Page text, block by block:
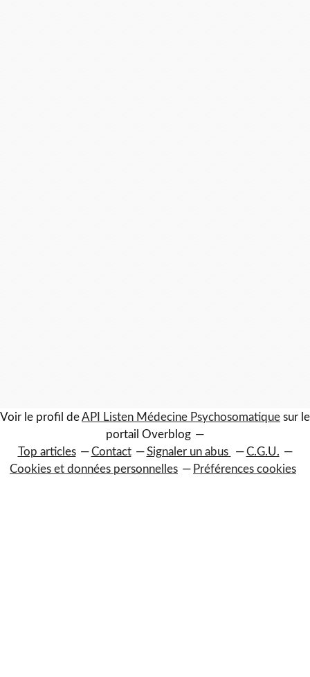
Voir le profil deAPI Listen Médecine Psychosomatique sur le
portail Overblog
Top articles
Contact Signaler un abus
C.G.U.
Cookies et données personnelles
Préférences cookies